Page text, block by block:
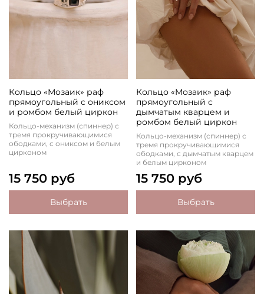
Кольцо «Мозаик» раф
прямоугольный с ониксом
и ромбом белый циркон
Кольцо-механизм (спиннер) с
тремя прокручивающимися
ободками, с ониксом и белым
цирконом
15 750 руб
Выбрать
Кольцо «Мозаик» раф
прямоугольный с
дымчатым кварцем и
ромбом белый циркон
Кольцо-механизм (спиннер) с
тремя прокручивающимися
ободками, с дымчатым кварцем
и белым цирконом
15 750 руб
Выбрать